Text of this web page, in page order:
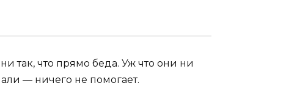
так, что прямо беда. Уж что они ни
— ничего не помогает.